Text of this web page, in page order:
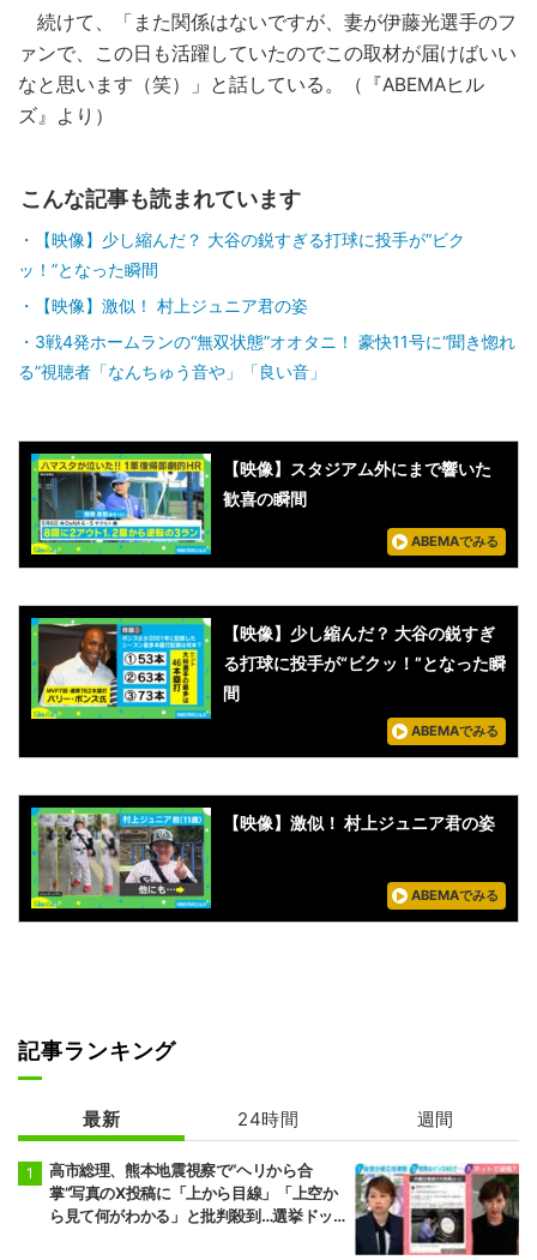
続けて、「また関係はないですが、妻が伊藤光選手のフ
ァンで、この日も活躍していたのでこの取材が届けばいい
なと思います（笑）」と話している。（『ABEMAヒル
ズ』より）
こんな記事も読まれています
【映像】少し縮んだ？ 大谷の鋭すぎる打球に投手が“ビク
ッ！”となった瞬間
【映像】激似！ 村上ジュニア君の姿
3戦4発ホームランの“無双状態”オオタニ！ 豪快11号に“聞き惚れ
る”視聴者「なんちゅう音や」「良い音」
【映像】スタジアム外にまで響いた
歓喜の瞬間
ABEMAでみる
【映像】少し縮んだ？ 大谷の鋭すぎ
る打球に投手が“ビクッ！”となった瞬
間
ABEMAでみる
【映像】激似！ 村上ジュニア君の姿
ABEMAでみる
記事ランキング
最新 24時間 週間
高市総理、熊本地震視察で“ヘリから合
掌”写真のX投稿に「上から目線」「上空か
ら見て何がわかる」と批判殺到…選挙ドッ